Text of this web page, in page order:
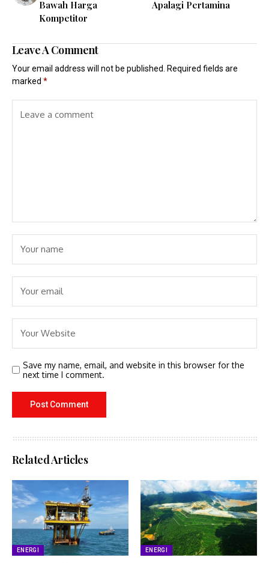
Bawah Harga
Kompetitor
Apalagi Pertamina
Leave A Comment
Your email address will not be published.
Required fields are
marked *
Save my name, email, and website in this browser for the
next time I comment.
Related Articles
ENERGI ENERGI